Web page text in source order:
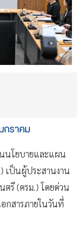
กราคม
นโยบายและแผน
เป็นผู้ประสานงาน
รี (ครม.) โดยด่วน
กสารภายในวันที่